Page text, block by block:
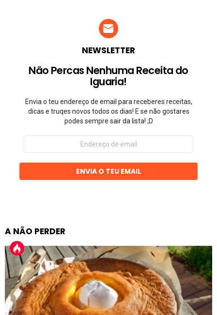
NEWSLETTER
Não Percas Nenhuma Receita do
Iguaria!
Envia o teu endereço de email para receberes receitas,
dicas e truqes novos todos os dias! E se não gostares
podes sempre sair da lista! ;D
Endereço
email
ENVIA O TEU EMAIL
A NÃO PERDER